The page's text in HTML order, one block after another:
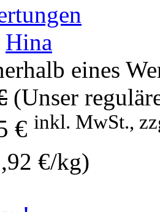
Hina
eines
(Unser
€ inkl. MwSt.,
€/kg)